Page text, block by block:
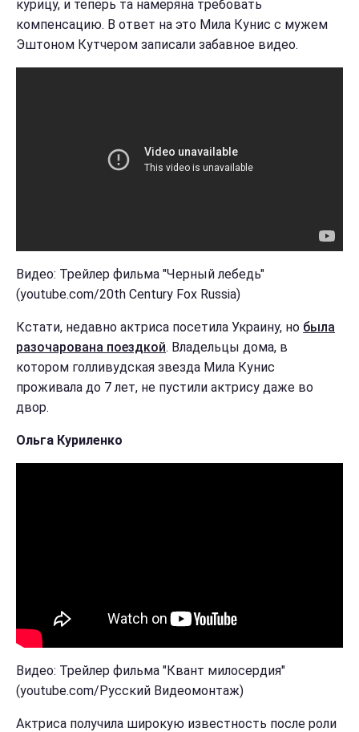
курицу, и теперь та намеряна требовать
компенсацию. В ответ на это Мила Кунис с мужем
Эштоном Кутчером записали забавное видео.
Видео: Трейлер фильма "Черный лебедь"
(youtube.com/20th Century Fox Russia)
Кстати, недавно актриса посетила Украину, но была
разочарована поездкой. Владельцы дома, в
котором голливудская звезда Мила Кунис
проживала до 7 лет, не пустили актрису даже во
двор.
Ольга Куриленко
Видео: Трейлер фильма "Квант милосердия"
(youtube.com/Русский Видеомонтаж)
Актриса получила широкую известность после роли